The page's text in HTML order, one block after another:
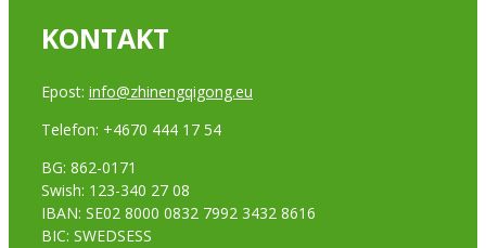
KONTAKT
Epost: info@zhinengqigong.eu
Telefon: +4670 444 17 54
BG: 862-0171
Swish: 123-340 27 08
IBAN: SE02 8000 0832 7992 3432 8616
BIC: SWEDSESS